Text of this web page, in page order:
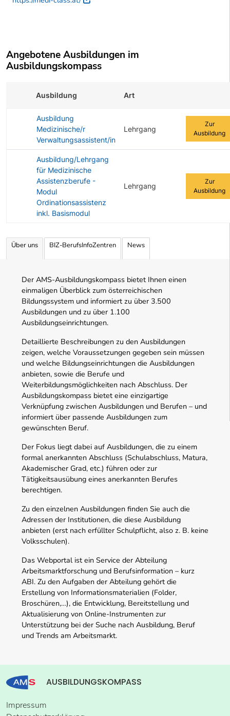
Angebotene Ausbildungen im
Ausbildungskompass
Ausbildung Art
Ausbildung
Medizinische/r
Verwaltungsassistent/in
Lehrgang
Zur
Ausbildung
Ausbildung/Lehrgang
für Medizinische
Assistenzberufe -
Modul
Ordinationsassistenz
inkl. Basismodul
Lehrgang
Zur
Ausbildung
Über uns BIZ-BerufsInfoZentren News
Der AMS-Ausbildungskompass bietet Ihnen einen
einmaligen Überblick zum österreichischen
Bildungssystem und informiert zu über 3.500
Ausbildungen und zu über 1.100
Ausbildungseinrichtungen.
Detaillierte Beschreibungen zu den Ausbildungen
zeigen, welche Voraussetzungen gegeben sein müssen
und welche Bildungseinrichtungen die Ausbildungen
anbieten, sowie die Berufe und
Weiterbildungsmöglichkeiten nach Abschluss. Der
Ausbildungskompass bietet eine einzigartige
Verknüpfung zwischen Ausbildungen und Berufen – und
informiert über passende Ausbildungen zum
gewünschten Beruf.
Der Fokus liegt dabei auf Ausbildungen, die zu einem
formal anerkannten Abschluss (Schulabschluss, Matura,
Akademischer Grad, etc.) führen oder zur
Tätigkeitsausübung eines anerkannten Berufes
berechtigen.
Zu den einzelnen Ausbildungen finden Sie auch die
Adressen der Institutionen, die diese Ausbildung
anbieten (erst nach erfüllter Schulpflicht, also z. B. keine
Volksschulen).
Das Webportal ist ein Service der Abteilung
Arbeitsmarktforschung und Berufsinformation – kurz
ABI. Zu den Aufgaben der Abteilung gehört die
Erstellung von Informationsmaterialien (Folder,
Broschüren,…), die Entwicklung, Bereitstellung und
Aktualisierung von Online-Instrumenten zur
Unterstützung bei der Suche nach Ausbildung, Beruf
und Trends am Arbeitsmarkt.
AUSBILDUNGSKOMPASS
Impressum